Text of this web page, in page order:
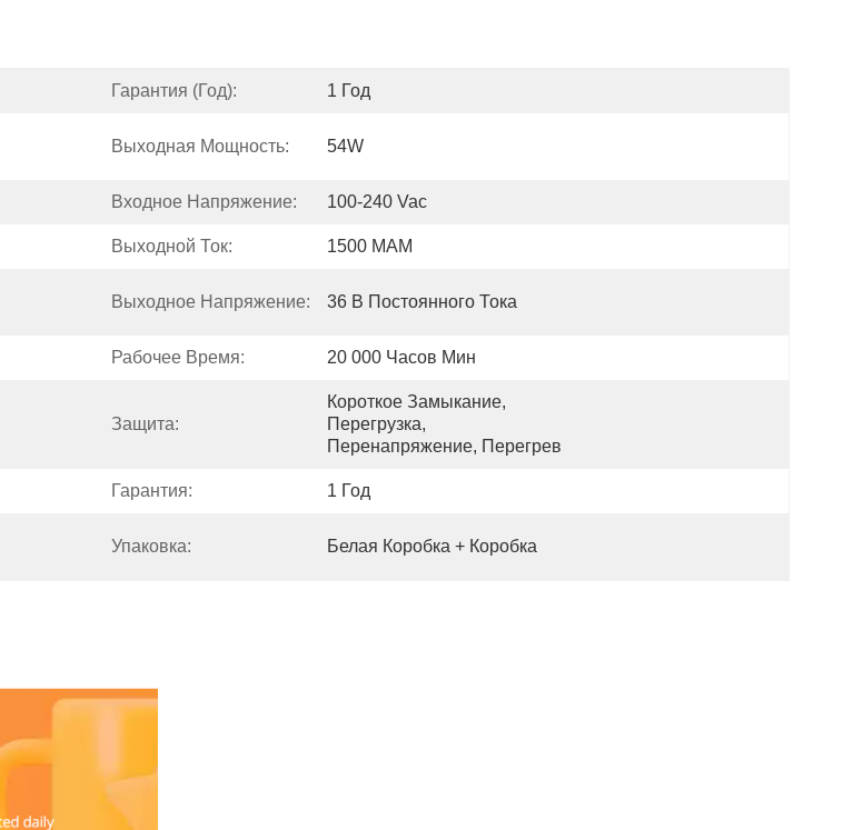
Гарантия (год): 1 Год
Выходная Мощность: 54W
Входное Напряжение: 100-240 Vac
Выходной Ток: 1500 МАМ
Выходное Напряжение: 36 В Постоянного Тока
Рабочее Время: 20 000 Часов Мин
Защита:
Короткое Замыкание,
Перегрузка,
Перенапряжение, Перегрев
Гарантия: 1 Год
Упаковка: Белая Коробка + Коробка